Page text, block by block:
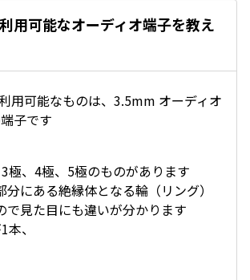
用可能なオーディオ端子を教え
用可能なものは、3.5mm オーディオ
子です
極、4極、5極のものがあります
分にある絶縁体となる輪（リング）
で見た目にも違いが分かります
、